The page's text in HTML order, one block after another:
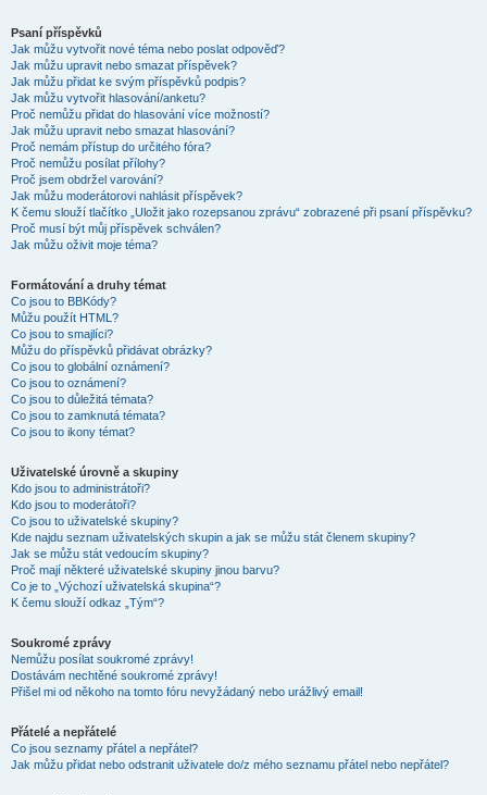
Psaní příspěvků
Jak můžu vytvořit nové téma nebo poslat odpověď?
Jak můžu upravit nebo smazat příspěvek?
Jak můžu přidat ke svým příspěvků podpis?
Jak můžu vytvořit hlasování/anketu?
Proč nemůžu přidat do hlasování více možností?
Jak můžu upravit nebo smazat hlasování?
Proč nemám přístup do určitého fóra?
Proč nemůžu posílat přílohy?
Proč jsem obdržel varování?
Jak můžu moderátorovi nahlásit příspěvek?
K čemu slouží tlačítko „Uložit jako rozepsanou zprávu“ zobrazené při psaní příspěvku?
Proč musí být můj příspěvek schválen?
Jak můžu oživit moje téma?
Formátování a druhy témat
Co jsou to BBKódy?
Můžu použít HTML?
Co jsou to smajlíci?
Můžu do příspěvků přidávat obrázky?
Co jsou to globální oznámení?
Co jsou to oznámení?
Co jsou to důležitá témata?
Co jsou to zamknutá témata?
Co jsou to ikony témat?
Uživatelské úrovně a skupiny
Kdo jsou to administrátoři?
Kdo jsou to moderátoři?
Co jsou to uživatelské skupiny?
Kde najdu seznam uživatelských skupin a jak se můžu stát členem skupiny?
Jak se můžu stát vedoucím skupiny?
Proč mají některé uživatelské skupiny jinou barvu?
Co je to „Výchozí uživatelská skupina“?
K čemu slouží odkaz „Tým“?
Soukromé zprávy
Nemůžu posílat soukromé zprávy!
Dostávám nechtěné soukromé zprávy!
Přišel mi od někoho na tomto fóru nevyžádaný nebo urážlivý email!
Přátelé a nepřátelé
Co jsou seznamy přátel a nepřátel?
Jak můžu přidat nebo odstranit uživatele do/z mého seznamu přátel nebo nepřátel?